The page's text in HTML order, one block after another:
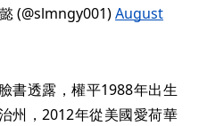
(@slmngy001)August
書透露，權平1988年出生
州，2012年從美國愛荷華